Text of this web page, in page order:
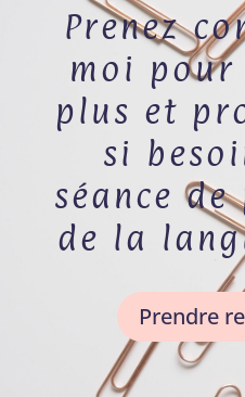
Prenez
moi pour
plus et
si
séance
de la
Prendre